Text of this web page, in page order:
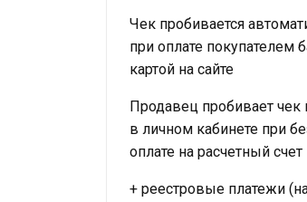
Чек пробивается
при оплате покупателем
картой на сайте
Продавец пробивает чек
в личном кабинете при
оплате на расчетный счет
+ реестровые платежи